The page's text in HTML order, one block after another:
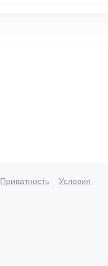
Приватность Условия